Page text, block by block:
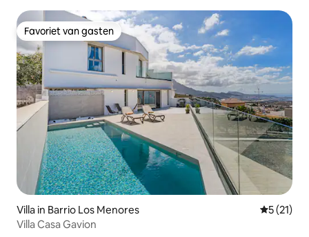
Favoriet van gasten
Favoriet van gasten
Villa in Barrio Los Menores
5 (21)
Villa Casa Gavion